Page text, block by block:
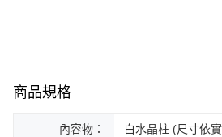
商品規格
內容物：
白水晶柱 (尺寸依